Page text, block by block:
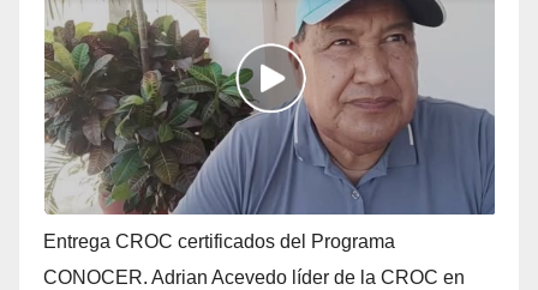
Entrega CROC certificados del Programa
CONOCER. Adrian Acevedo líder de la CROC en